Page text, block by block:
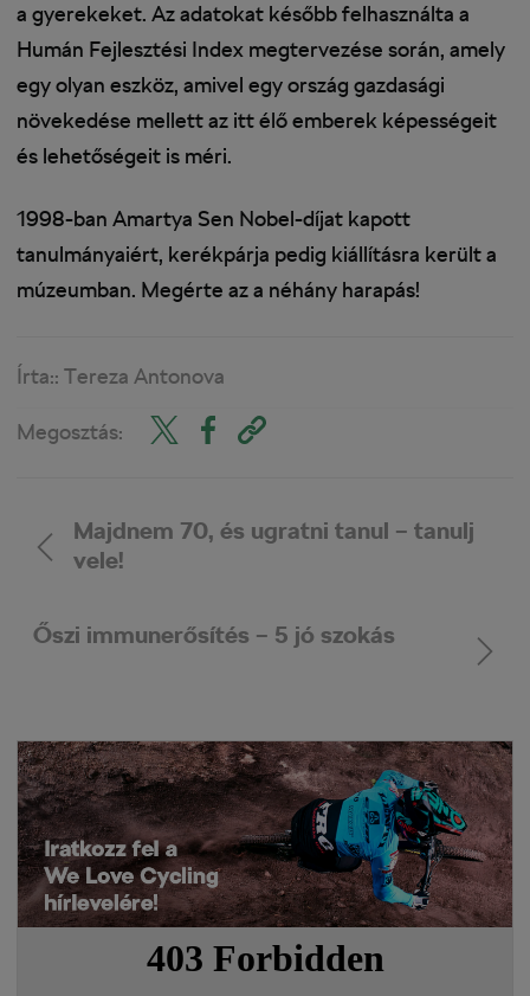
a gyerekeket. Az adatokat később felhasználta a
Humán Fejlesztési Index megtervezése során, amely
egy olyan eszköz, amivel egy ország gazdasági
növekedése mellett az itt élő emberek képességeit
és lehetőségeit is méri.
1998-ban Amartya Sen Nobel-díjat kapott
tanulmányaiért, kerékpárja pedig kiállításra került a
múzeumban. Megérte az a néhány harapás!
Írta:: Tereza Antonova
Megosztás:
Majdnem 70, és ugratni tanul – tanulj
vele!
Őszi immunerősítés – 5 jó szokás